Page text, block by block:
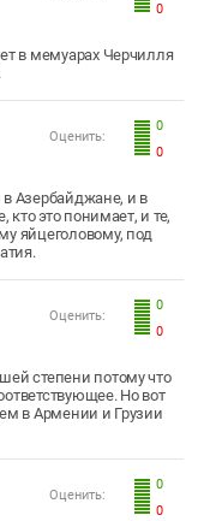
0
в мемуарах Черчилля
0
0
Оценить:
в Азербайджане, и в
кто это понимает, и те,
яйцеголовому, под
0
0
Оценить:
степени потому что
Но вот
в Армении и Грузии
0
0
Оценить: